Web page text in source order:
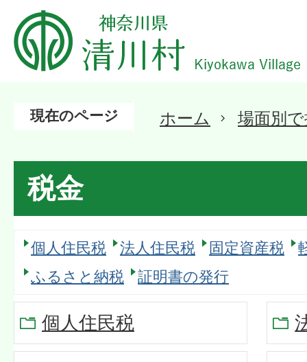
現在のページ ホーム 場面別
税金
個人住民税 法人住民税 固定資産税
ふるさと納税
証明書の発行
個人住民税